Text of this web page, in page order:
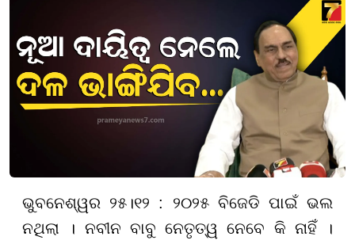
ଭୁବନେଶ୍ୱର ୨୫।୧୨ : ୨୦୨୫ ବିଜେଡି ପାଇଁ ଭଲ
ନଥିଲା । ନବୀନ ବାବୁ ନେତୃତ୍ୱ ନେବେ କି ନାହିଁ ।